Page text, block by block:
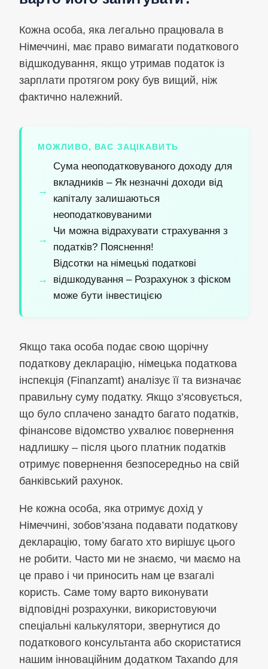
Кожна особа, яка легально працювала в
Німеччині, має право вимагати податкового
відшкодування, якщо утримав податок із
зарплати протягом року був вищий, ніж
фактично належний.
МОЖЛИВО, ВАС ЗАЦІКАВИТЬ
Сума неоподатковуваного доходу для
вкладників – Як незначні доходи від
капіталу залишаються
неоподатковуваними
Чи можна відрахувати страхування з
податків? Пояснення!
Відсотки на німецькі податкові
відшкодування – Розрахунок з фіском
може бути інвестицією
Якщо така особа подає свою щорічну
податкову декларацію, німецька податкова
інспекція (Finanzamt) аналізує її та визначає
правильну суму податку. Якщо з’ясовується,
що було сплачено занадто багато податків,
фінансове відомство ухвалює повернення
надлишку – після цього платник податків
отримує повернення безпосередньо на свій
банківський рахунок.
Не кожна особа, яка отримує дохід у
Німеччині, зобов’язана подавати податкову
декларацію, тому багато хто вирішує цього
не робити. Часто ми не знаємо, чи маємо на
це право і чи приносить нам це взагалі
користь. Саме тому варто виконувати
відповідні розрахунки, використовуючи
спеціальні калькулятори, звернутися до
податкового консультанта або скористатися
нашим інноваційним додатком Taxando для